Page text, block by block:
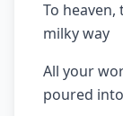
To
milky way
All your
poured